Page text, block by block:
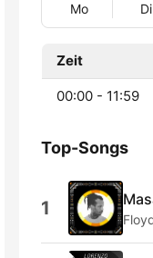
Mo Di
Zeit
00:00 - 11:59
Top-Songs
1